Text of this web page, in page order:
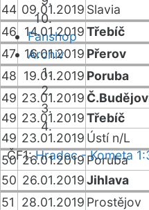
Fanshop
Archiv
ČF1:Hradec - Kometa
44 09.01.2019 Slavia
46
14.01.2019Třebíč
47
16.01.2019 Přerov
48 19.01.2019 Poruba
49 23.01.2019
49 23.01.2019Třebíč
49 23.01.2019 Ústí n/L
50 26.01.2019Poruba
50 26.01.2019Jihlava
51
28.01.2019 Prostějov